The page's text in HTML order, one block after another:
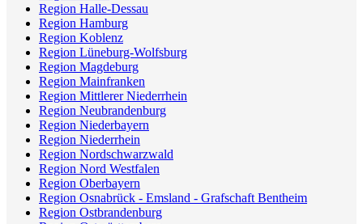
Region Halle-Dessau
Region Hamburg
Region Koblenz
Region Lüneburg-Wolfsburg
Region Magdeburg
Region Mainfranken
Region Mittlerer Niederrhein
Region Neubrandenburg
Region Niederbayern
Region Niederrhein
Region Nordschwarzwald
Region Nord Westfalen
Region Oberbayern
Region Osnabrück - Emsland - Grafschaft Bentheim
Region Ostbrandenburg